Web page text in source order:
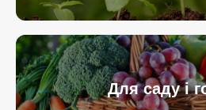
Для саду і